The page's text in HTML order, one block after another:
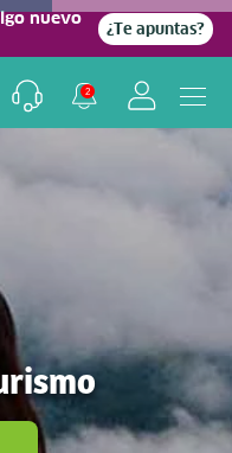
nuevo
¿Te apuntas?
2